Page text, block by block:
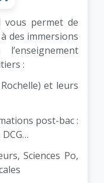
vous permet de
des immersions
:
et leurs
post-bac :
DCG…
Sciences Po,